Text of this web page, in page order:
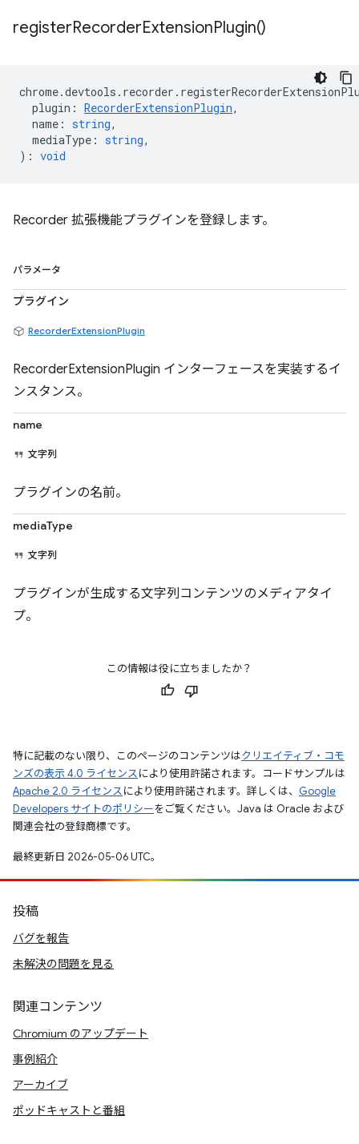
registerRecorderExtensionPlugin()
chrome.devtools . recorder .
plugin : RecorderExtensionPlugin,
name : string,
mediaType : string,
) : void
Recorder 拡張機能プラグインを登録します。
パラメータ
プラグイン
RecorderExtensionPlugin
RecorderExtensionPlugin インターフェースを実装するイ
ンスタンス。
name
文字列
プラグインの名前。
mediaType
文字列
プラグインが生成する文字列コンテンツのメディアタイ
プ。
この情報は役に立ちましたか？
特に記載のない限り、このページのコンテンツはクリエイティブ・コモ
ンズの表示 4.0 ライセンスにより使用許諾されます。コードサンプルは
Apache 2.0 ライセンスにより使用許諾されます。詳しくは、 Google
Developers サイトのポリシーをご覧ください。Java は Oracle および
関連会社の登録商標です。
最終更新日 2026-05-06 UTC。
投稿
バグを報告
未解決の問題を見る
関連コンテンツ
Chromium のアップデート
事例紹介
アーカイブ
ポッドキャストと番組